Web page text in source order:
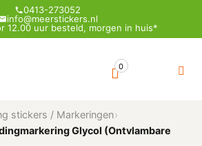
0413-273052
info@meerstickers.nl
12.00 uur besteld, morgen in huis*
0
stickers / Markeringen›
Glycol (Ontvlambare